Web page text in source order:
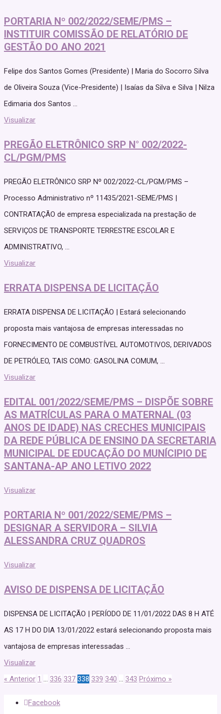
PORTARIA Nº 002/2022/SEME/PMS –
INSTITUIR COMISSÃO DE RELATÓRIO DE
GESTÃO DO ANO 2021
Felipe dos Santos Gomes (Presidente) | Maria do Socorro Silva
de Oliveira Souza (Vice-Presidente) | Isaías da Silva e Silva | Nilza
Edimaria dos Santos ...
Visualizar
PREGÃO ELETRÔNICO SRP N° 002/2022-
CL/PGM/PMS
PREGÃO ELETRÔNICO SRP Nº 002/2022-CL/PGM/PMS –
Processo Administrativo nº 11435/2021-SEME/PMS |
CONTRATAÇÃO de empresa especializada na prestação de
SERVIÇOS DE TRANSPORTE TERRESTRE ESCOLAR E
ADMINISTRATIVO, ...
Visualizar
ERRATA DISPENSA DE LICITAÇÃO
ERRATA DISPENSA DE LICITAÇÃO | Estará selecionando
proposta mais vantajosa de empresas interessadas no
FORNECIMENTO DE COMBUSTÍVEL AUTOMOTIVOS, DERIVADOS
DE PETRÓLEO, TAIS COMO: GASOLINA COMUM, ...
Visualizar
EDITAL 001/2022/SEME/PMS – DISPÕE SOBRE
AS MATRÍCULAS PARA O MATERNAL (03
ANOS DE IDADE) NAS CRECHES MUNICIPAIS
DA REDE PÚBLICA DE ENSINO DA SECRETARIA
MUNICIPAL DE EDUCAÇÃO DO MUNÍCIPIO DE
SANTANA-AP ANO LETIVO 2022
Visualizar
PORTARIA Nº 001/2022/SEME/PMS –
DESIGNAR A SERVIDORA – SILVIA
ALESSANDRA CRUZ QUADROS
Visualizar
AVISO DE DISPENSA DE LICITAÇÃO
DISPENSA DE LICITAÇÃO | PERÍODO DE 11/01/2022 DAS 8 H ATÉ
AS 17 H DO DIA 13/01/2022 estará selecionando proposta mais
vantajosa de empresas interessadas ...
Visualizar
« Anterior 1 … 336 337 338 339 340 … 343 Próximo »
Facebook